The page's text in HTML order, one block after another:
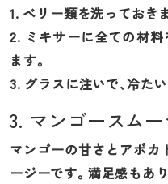
1. ベリー類を洗っておき
2. ミキサーに全ての材
ます。
3. グラスに注いで、冷た
3. マンゴースム
マンゴーの甘さとアボカ
ージーです。満足感もあ